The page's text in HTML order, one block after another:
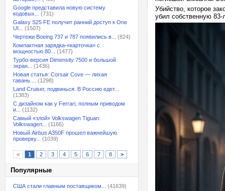
Google представила новую систему
кодовых...
(731)
Galaxy S25 FE получит ранний доступ к One
UI...
(1507)
Чертежи Boeing 737 и 787 появились в...
(824)
Компактная зарядка-«карточка» с
мощностью 80...
(1477)
Турбо-версия Dimensity 7500 и большой
экран...
(1436)
Новая статья: Corsair Cove — лихая
гавань....
(1298)
Land Cruiser, подвинься. В Россию едет...
(1383)
С дизайном как у Ferrari, полным приводом
и...
(1132)
Самый «злой» Volkswagen Tiguan:
Volkswagen...
(1166)
Новый Airbus A350F прошел важнейшую
проверку...
(1039)
< 1 2 3 4 5 6 7 8 >
Популярные
США стали главным поставщиком...
(41639)
Убийство, которое
убил собственную